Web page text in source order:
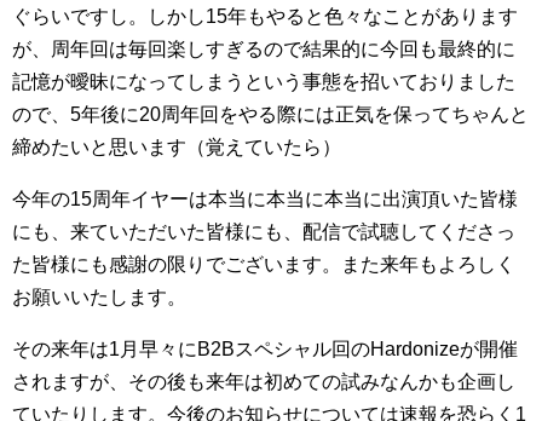
ぐらいですし。しかし15年もやると色々なことがあります
が、周年回は毎回楽しすぎるので結果的に今回も最終的に
記憶が曖昧になってしまうという事態を招いておりました
ので、5年後に20周年回をやる際には正気を保ってちゃんと
締めたいと思います（覚えていたら）
今年の15周年イヤーは本当に本当に本当に出演頂いた皆様
にも、来ていただいた皆様にも、配信で試聴してくださっ
た皆様にも感謝の限りでございます。また来年もよろしく
お願いいたします。
その来年は1月早々にB2Bスペシャル回のHardonizeが開催
されますが、その後も来年は初めての試みなんかも企画し
ていたりします。今後のお知らせについては速報を恐らく1